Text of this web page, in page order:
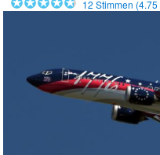
12 Stimmen (4.75